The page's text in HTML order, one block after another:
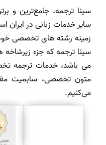
سینا ترجمه، جامع‌ترین و
سایر خدمات زبانی در ایران
زمینه رشته های تخصصی خود
سینا ترجمه که جزء
می باشد، خدمات ترجمه
متون تخصصی، سابمیت
می‌کنیم.